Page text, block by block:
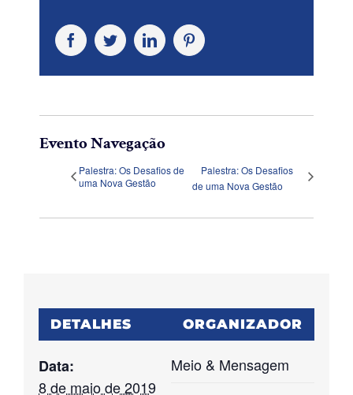
FacebookTwitterLinkedInPinterest
Evento Navegação
Palestra: Os Desafios de
uma Nova Gestão
Palestra: Os Desafios
de uma Nova Gestão
DETALHES
Data:
8 de maio de 2019
ORGANIZADOR
Meio & Mensagem